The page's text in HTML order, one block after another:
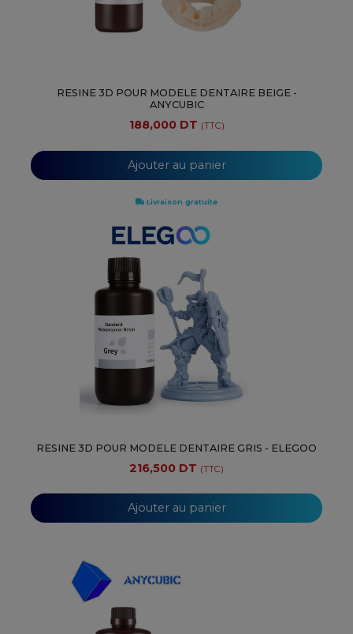
RESINE 3D POUR MODELE DENTAIRE BEIGE -
ANYCUBIC
188,000 DT (TTC)
Ajouter au panier
Livraison gratuite
RESINE 3D POUR MODELE DENTAIRE GRIS - ELEGOO
216,500 DT (TTC)
Ajouter au panier